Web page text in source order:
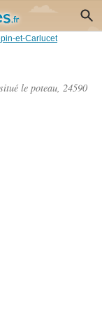
et-Carlucet
le poteau, 24590